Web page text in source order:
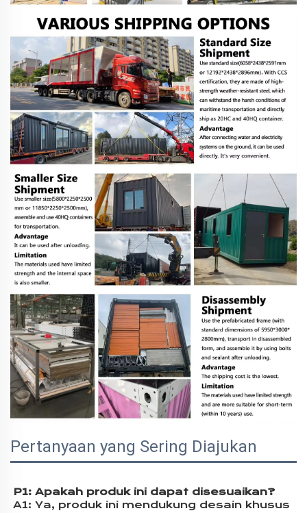
Pertanyaan yang Sering Diajukan
P1: Apakah produk ini dapat disesuaikan?
A1: Ya, produk ini mendukung desain khusus